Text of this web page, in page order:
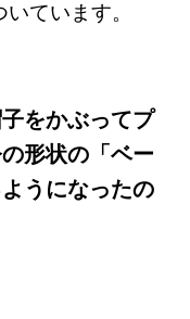
ています。
をかぶってプ
形状の「ベー
うになったの